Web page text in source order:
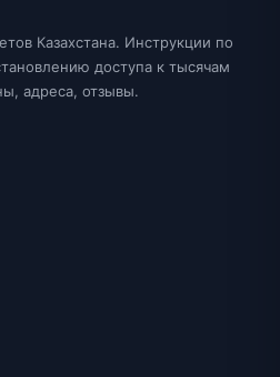
Казахстана. Инструкции по
доступа к тысячам
адреса, отзывы.